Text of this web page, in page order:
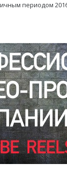
периодом